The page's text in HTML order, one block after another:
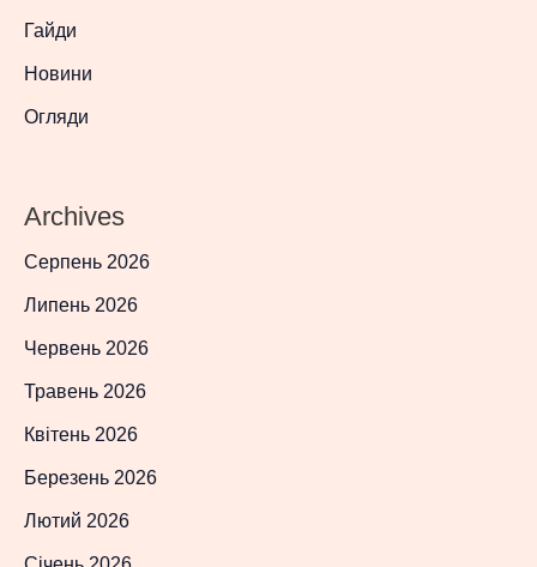
Гайди
Новини
Огляди
Archives
Серпень 2026
Липень 2026
Червень 2026
Травень 2026
Квітень 2026
Березень 2026
Лютий 2026